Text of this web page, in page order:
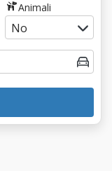
Animali